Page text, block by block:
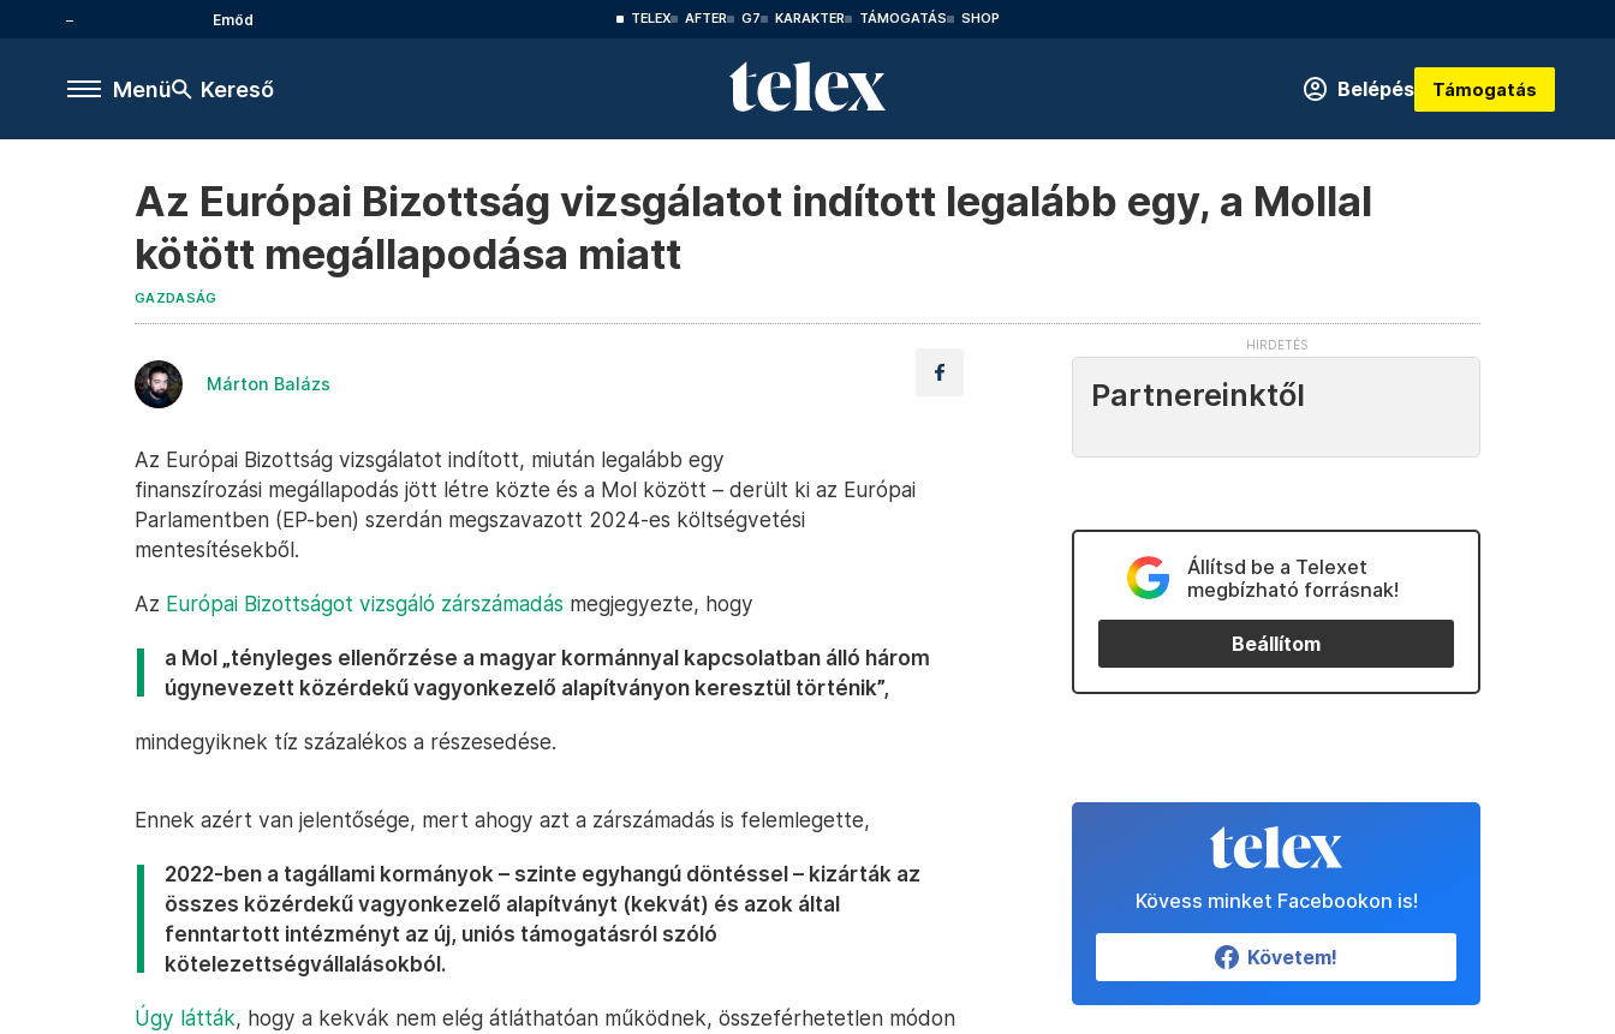
Emőd TELEX AFTER G7 KARAKTER TÁMOGATÁS SHOP
Menü Kereső Belépés Támogatás
Az Európai Bizottság vizsgálatot indított legalább egy, a Mollal
kötött megállapodása miatt
GAZDASÁG
Márton Balázs
Az Európai Bizottság vizsgálatot indított, miután legalább egy
finanszírozási megállapodás jött létre közte és a Mol között – derült ki az Európai
Parlamentben (EP-ben) szerdán megszavazott 2024-es költségvetési
mentesítésekből.
Az Európai Bizottságot vizsgáló zárszámadás megjegyezte, hogy
a Mol „tényleges ellenőrzése a magyar kormánnyal kapcsolatban álló három
úgynevezett közérdekű vagyonkezelő alapítványon keresztül történik”,
mindegyiknek tíz százalékos a részesedése.
Ennek azért van jelentősége, mert ahogy azt a zárszámadás is felemlegette,
2022-ben a tagállami kormányok – szinte egyhangú döntéssel – kizárták az
összes közérdekű vagyonkezelő alapítványt (kekvát) és azok által
fenntartott intézményt az új, uniós támogatásról szóló
kötelezettségvállalásokból.
Úgy látták, hogy a kekvák nem elég átláthatóan működnek, összeférhetetlen módon
Partnereinktől
Állítsd be a Telexet
megbízható forrásnak!
Beállítom
Kövess minket Facebookon is!
Követem!